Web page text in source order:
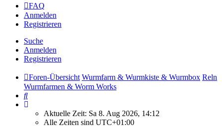
FAQ
Anmelden
Registrieren
Suche
Anmelden
Registrieren
Foren-Übersicht Wurmfarm & Wurmkiste & Wurmbox Reln
Wurmfarmen & Worm Works
Suche
Aktuelle Zeit: Sa 8. Aug 2026, 14:12
Alle Zeiten sind UTC+01:00